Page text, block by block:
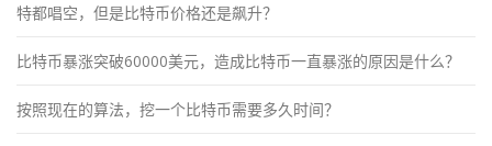
特都唱空，但是比特币价格还是飙升？
比特币暴涨突破60000美元，造成比特币一直暴涨的原因是什么？
按照现在的算法，挖一个比特币需要多久时间？